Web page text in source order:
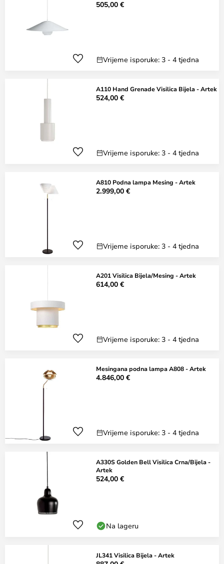
505,00 €
Vrijeme isporuke: 3 - 4 tjedna
A110 Hand Grenade Visilica Bijela - Artek
524,00 €
Vrijeme isporuke: 3 - 4 tjedna
A810 Podna lampa Mesing - Artek
2.999,00 €
Vrijeme isporuke: 3 - 4 tjedna
A201 Visilica Bijela/Mesing - Artek
614,00 €
Vrijeme isporuke: 3 - 4 tjedna
Mesingana podna lampa A808 - Artek
4.846,00 €
Vrijeme isporuke: 3 - 4 tjedna
A330S Golden Bell Visilica Crna/Bijela -
Artek
524,00 €
Na lageru
JL341 Visilica Bijela - Artek